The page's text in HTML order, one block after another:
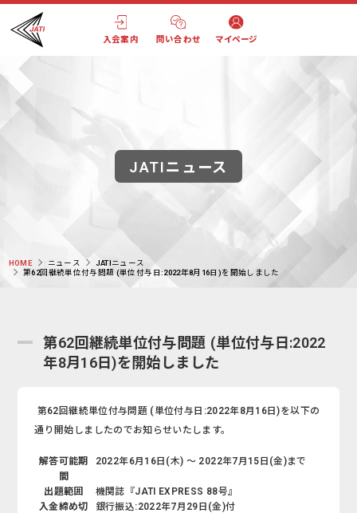
入会案内 問い合わせ マイページ
JATIニュース
HOME ニュース
JATIニュース
第62回継続単位付与問題 (単位付与日:2022年8月16日)を開始しました
第62回継続単位付与問題 (単位付与日:2022
年8月16日)を開始しました
第62回継続単位付与問題 (単位付与日:2022年8月16日)を以下の
通り開始しましたのでお知らせいたします。
解答可能期
間
2022年6月16日(木) ～ 2022年7月15日(金)まで
出題範囲
機関誌『JATI EXPRESS 88号』
入金締め切
銀行振込:2022年7月29日(金)付